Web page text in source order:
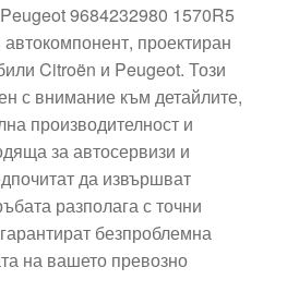
9684232980 1570R5
проектиран
Citroën и Peugeot. Този
с внимание към детайлите,
производителност и
за автосервизи и
да извършват
разполага с точни
безпроблемна
на вашето превозно